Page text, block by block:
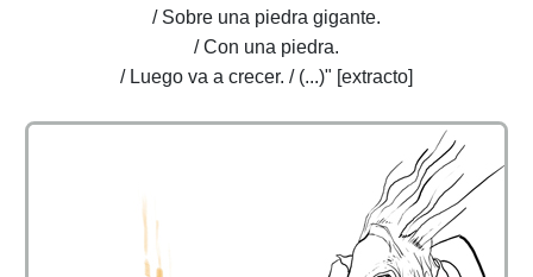
/ Sobre una piedra gigante.
/ Con una piedra.
/ Luego va a crecer. / (...)" [extracto]